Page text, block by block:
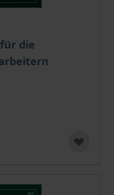
die
sich nach der